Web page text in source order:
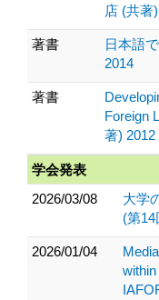
店 (共著
著書
日本語
2014
著書
Foreign
著) 2012
学会発表
2026/03/08
大学
(第
2026/01/04